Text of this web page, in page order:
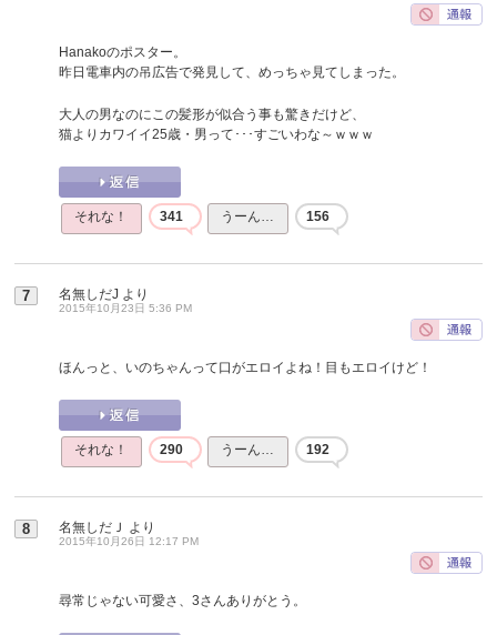
Hanakoのポスター。
昨日電車内の吊広告で発見して、めっちゃ見てしまった。
大人の男なのにこの髪形が似合う事も驚きだけど、
猫よりカワイイ25歳・男って･･･すごいわな～ｗｗｗ
それな！ 341 うーん… 156
7 名無しだJ より
2015年10月23日 5:36 PM
ほんっと、いのちゃんって口がエロイよね！目もエロイけど！
それな！ 290 うーん… 192
8 名無しだＪ より
2015年10月26日 12:17 PM
尋常じゃない可愛さ、3さんありがとう。